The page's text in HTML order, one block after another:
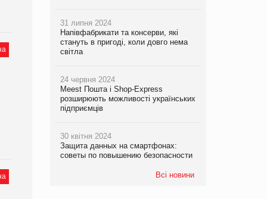
31 липня 2024
Напівфабрикати та консерви, які
стануть в пригоді, коли довго нема
світла
24 червня 2024
Meest Пошта і Shop-Express
розширюють можливості українських
підприємців
30 квітня 2024
Защита данных на смартфонах:
советы по повышению безопасности
Всі новини